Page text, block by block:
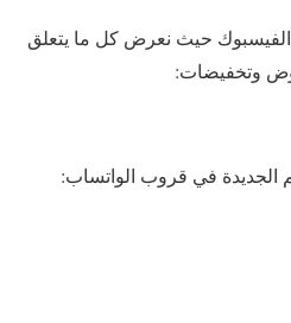
الفيسبوك حيث نعرض كل ما يتعلق
وتخفيضات:
في قروب الواتساب: